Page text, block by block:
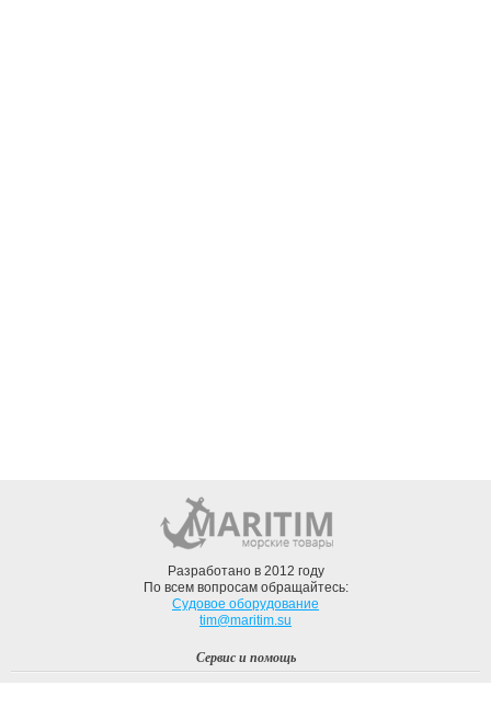
Разработано в 2012 году
По всем вопросам обращайтесь:
Судовое оборудование
tim@maritim.su
Сервис и помощь